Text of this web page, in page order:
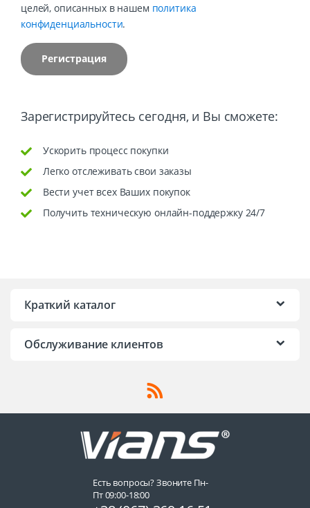
целей, описанных в нашем политика
конфиденциальности.
Регистрация
Зарегистрируйтесь сегодня, и Вы сможете:
Ускорить процесс покупки
Легко отслеживать свои заказы
Вести учет всех Ваших покупок
Получить техническую онлайн-поддержку 24/7
Краткий каталог
Обслуживание клиентов
Есть вопросы? Звоните Пн-
Пт 09:00-18:00